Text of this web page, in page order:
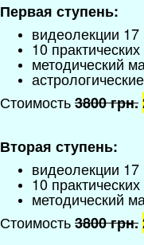
Первая ступень:
видеолекции 17
10
методический
Стоимость3800грн.
Вторая ступень:
видеолекции 17
10
методический
Стоимость3800грн.